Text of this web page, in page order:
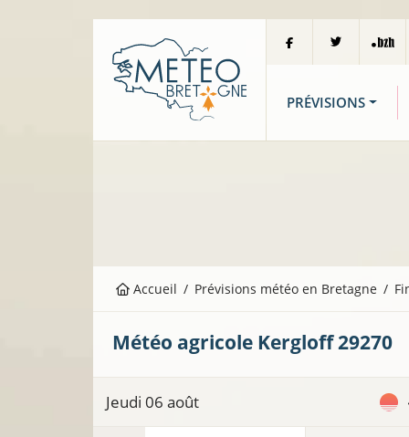
PRÉVISIONS
Accueil Prévisions météo en Bretagne
Météo agricole Kergloff29270
Jeudi 06 août